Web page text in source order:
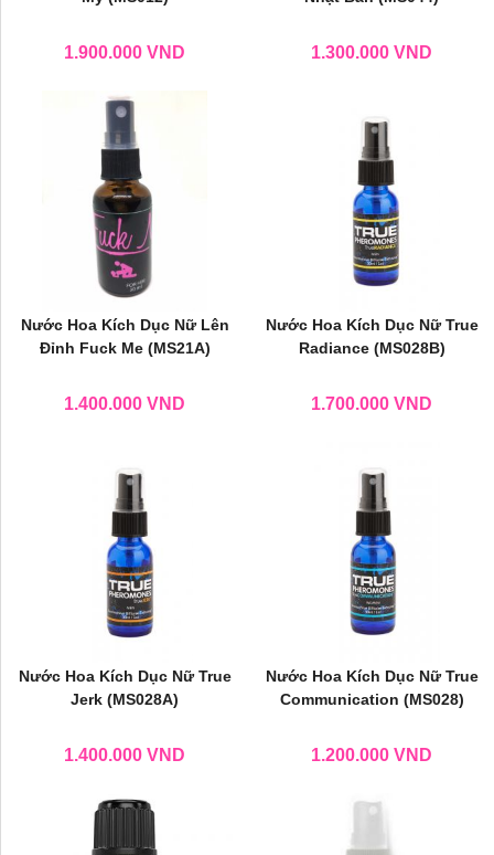
1.900.000 VND 1.300.000 VND
Nước Hoa Kích Dục Nữ Lên
Đỉnh Fuck Me (MS21A)
1.400.000 VND
Nước Hoa Kích Dục Nữ True
Radiance (MS028B)
1.700.000 VND
Nước Hoa Kích Dục Nữ True
Jerk (MS028A)
1.400.000 VND
Nước Hoa Kích Dục Nữ True
Communication (MS028)
1.200.000 VND